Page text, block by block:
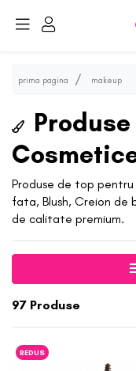
prima pagina makeup
Produse de top pentru
fata, Blush, Creion de
de calitate premium.
97 Produse
REDUS